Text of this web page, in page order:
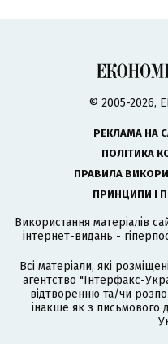
© 2005-2026,
РЕКЛАМА НА
ПОЛІТИКА
ПРАВИЛА
ПРИНЦИПИ І
Використання матеріалів
інтернет-видань -
Всі матеріали, які
агентство "Інтерфакс-
відтворенню та/чи
інакше як з письмового